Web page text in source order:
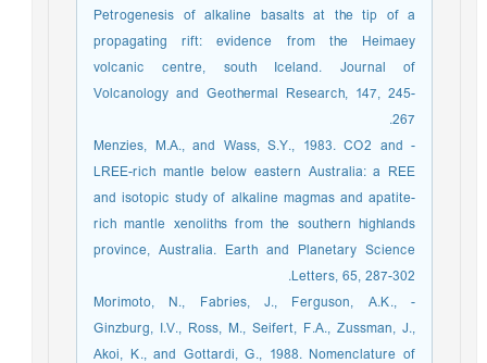
Petrogenesis of alkaline basalts at the tip of a
propagating rift: evidence from the Heimaey
volcanic centre, south Iceland. Journal of
Volcanology and Geothermal Research, 147, 245-
267.
- Menzies, M.A., and Wass, S.Y., 1983. CO2 and
LREE-rich mantle below eastern Australia: a REE
and isotopic study of alkaline magmas and apatite-
rich mantle xenoliths from the southern highlands
province, Australia. Earth and Planetary Science
Letters, 65, 287-302.
- Morimoto, N., Fabries, J., Ferguson, A.K.,
Ginzburg, I.V., Ross, M., Seifert, F.A., Zussman, J.,
Akoi, K., and Gottardi, G., 1988. Nomenclature of